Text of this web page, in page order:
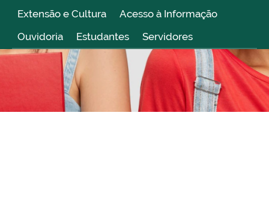
Extensão e Cultura
Acesso à Informação
Ouvidoria
Estudantes Servidores